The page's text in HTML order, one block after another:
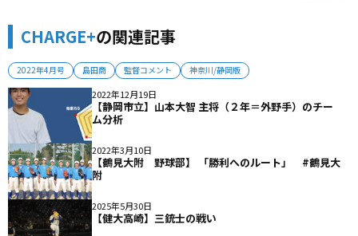
CHARGE+の関連記事
2022年4月号 島田商 監督コメント 神奈川/静岡版
2022年12月19日
【静岡市立】山本大智 主将（２年＝外野手）のチー
ム分析
2022年3月10日
【鶴見大附 野球部】 「勝利へのルート」 #鶴見大
附
2025年5月30日
【健大高崎】三銃士の戦い